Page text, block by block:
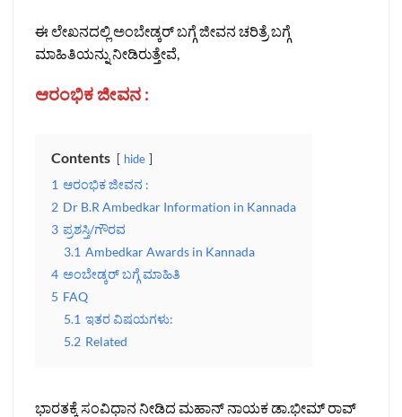
ಈ ಲೇಖನದಲ್ಲಿ ಅಂಬೇಡ್ಕರ್ ಬಗ್ಗೆ ಜೀವನ ಚರಿತ್ರೆ ಬಗ್ಗೆ
ಮಾಹಿತಿಯನ್ನು ನೀಡಿರುತ್ತೇವೆ,
ಆರಂಭಿಕ ಜೀವನ :
Contents hide
1 ಆರಂಭಿಕ ಜೀವನ :
2 Dr B.R Ambedkar Information in Kannada
3 ಪ್ರಶಸ್ತಿ/ಗೌರವ
3.1 Ambedkar Awards in Kannada
4 ಅಂಬೇಡ್ಕರ್ ಬಗ್ಗೆ ಮಾಹಿತಿ
5 FAQ
5.1 ಇತರ ವಿಷಯಗಳು:
5.2 Related
ಭಾರತಕ್ಕೆ ಸಂವಿಧಾನ ನೀಡಿದ ಮಹಾನ್ ನಾಯಕ ಡಾ.ಭೀಮ್ ರಾವ್